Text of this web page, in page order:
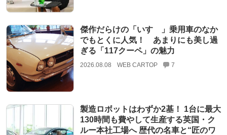
傑作だらけの「いすゞ」乗用車のなか
でもとくに人気！ あまりにも美し過
ぎる「117クーペ」の魅力
2026.08.08 WEB CARTOP 7
製造ロボットはわずか2基！ 1台に最大
130時間も費やして生産する英国・ク
ルー本社工場へ 歴代の名車と“匠のワ